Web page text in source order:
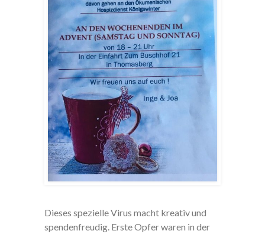
Dieses spezielle Virus macht kreativ und
spendenfreudig. Erste Opfer waren in der